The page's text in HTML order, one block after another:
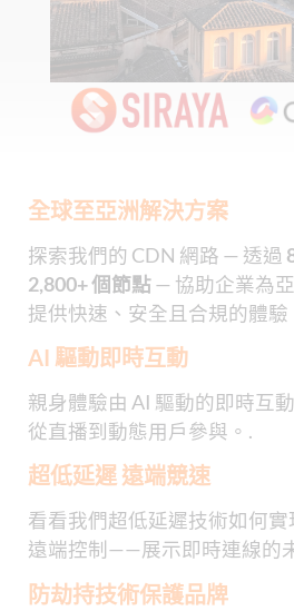
全球至亞洲解決方案
探索我們的 CDN 網路 — 透過
2,800+ 個節點— 協助企業為
提供快速、安全且合規的體驗
AI 驅動即時互動
親身體驗由 AI 驅動的即時互
從直播到動態用戶參與。.
超低延遲 遠端競速
看看我們超低延遲技術如何
遠端控制——展示即時連線的
防劫持技術保護品牌